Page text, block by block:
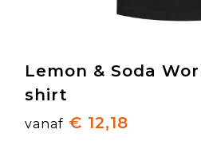
Lemon & Soda
shirt
vanaf € 12,18